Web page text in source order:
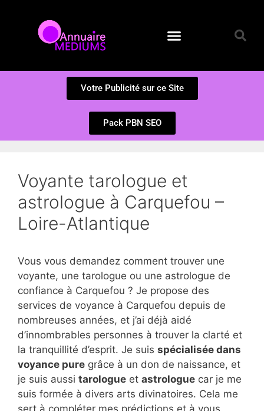
Votre Publicité sur ce Site
Pack PBN SEO
Voyante tarologue et
astrologue à Carquefou –
Loire-Atlantique
Vous vous demandez comment trouver une
voyante, une tarologue ou une astrologue de
confiance à Carquefou ? Je propose des
services de voyance à Carquefou depuis de
nombreuses années, et j’ai déjà aidé
d’innombrables personnes à trouver la clarté et
la tranquillité d’esprit. Je suis spécialisée dans
voyance pure grâce à un don de naissance, et
je suis aussi tarologue et astrologue car je me
suis formée à divers arts divinatoires. Cela me
sert à compléter mes prédictions et à vous